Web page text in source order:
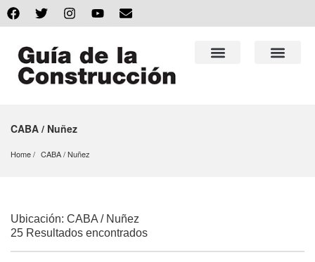
CABA / Nuñez
Home CABA / Nuñez
Ubicación: CABA / Nuñez
25 Resultados encontrados